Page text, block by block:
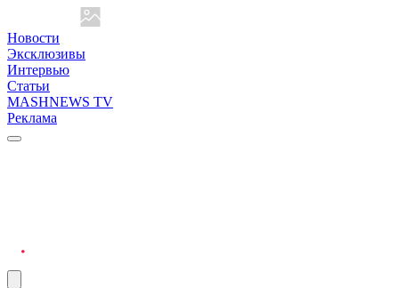
Новости
Эксклюзивы
Интервью
Статьи
MASHNEWS TV
Реклама